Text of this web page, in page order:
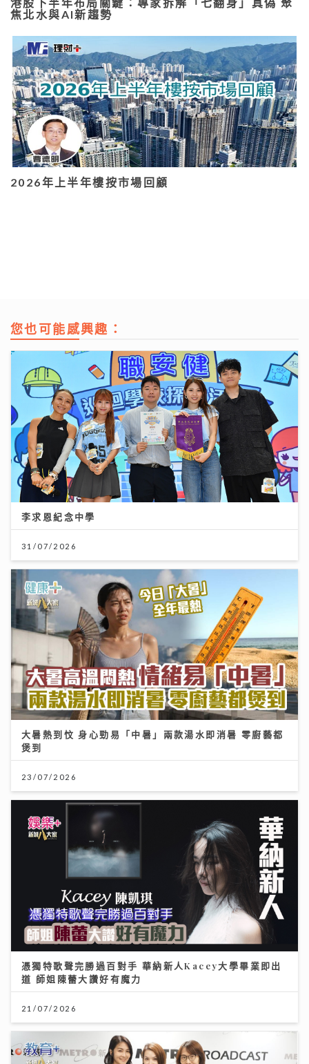
港股下半年布局關鍵：專家拆解「七翻身」真偽 聚
焦北水與AI新趨勢
2026年上半年樓按市場回顧
您也可能感興趣：
李求恩紀念中學
31/07/2026
大暑熱到忟 身心勁易「中暑」兩款湯水即消暑 零廚藝都
煲到
23/07/2026
憑獨特歌聲完勝過百對手 華納新人Kacey大學畢業即出
道 師姐陳蕾大讚好有魔力
21/07/2026